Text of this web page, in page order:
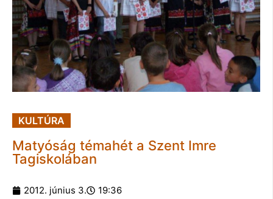
KULTÚRA
Matyóság témahét a Szent Imre
Tagiskolában
2012. június 3. 19:36